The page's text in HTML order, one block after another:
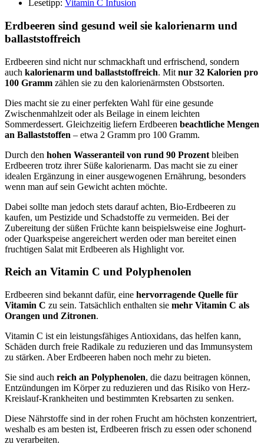
Lesetipp: Vitamin C Infusion
Erdbeeren sind gesund weil sie kalorienarm und
ballaststoffreich
Erdbeeren sind nicht nur schmackhaft und erfrischend, sondern
auch kalorienarm und ballaststoffreich. Mit nur 32 Kalorien pro
100 Gramm zählen sie zu den kalorienärmsten Obstsorten.
Dies macht sie zu einer perfekten Wahl für eine gesunde
Zwischenmahlzeit oder als Beilage in einem leichten
Sommerdessert. Gleichzeitig liefern Erdbeeren beachtliche Mengen
an Ballaststoffen – etwa 2 Gramm pro 100 Gramm.
Durch den hohen Wasseranteil von rund 90 Prozent bleiben
Erdbeeren trotz ihrer Süße kalorienarm. Das macht sie zu einer
idealen Ergänzung in einer ausgewogenen Ernährung, besonders
wenn man auf sein Gewicht achten möchte.
Dabei sollte man jedoch stets darauf achten, Bio-Erdbeeren zu
kaufen, um Pestizide und Schadstoffe zu vermeiden. Bei der
Zubereitung der süßen Früchte kann beispielsweise eine Joghurt-
oder Quarkspeise angereichert werden oder man bereitet einen
fruchtigen Salat mit Erdbeeren als Highlight vor.
Reich an Vitamin C und Polyphenolen
Erdbeeren sind bekannt dafür, eine hervorragende Quelle für
Vitamin C zu sein. Tatsächlich enthalten sie mehr Vitamin C als
Orangen und Zitronen.
Vitamin C ist ein leistungsfähiges Antioxidans, das helfen kann,
Schäden durch freie Radikale zu reduzieren und das Immunsystem
zu stärken. Aber Erdbeeren haben noch mehr zu bieten.
Sie sind auch reich an Polyphenolen, die dazu beitragen können,
Entzündungen im Körper zu reduzieren und das Risiko von Herz-
Kreislauf-Krankheiten und bestimmten Krebsarten zu senken.
Diese Nährstoffe sind in der rohen Frucht am höchsten konzentriert,
weshalb es am besten ist, Erdbeeren frisch zu essen oder schonend
zu verarbeiten.